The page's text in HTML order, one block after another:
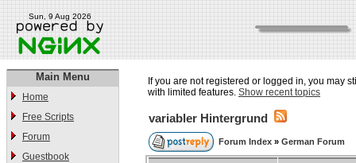
Sun, 9 Aug 2026
Main Menu
Home
Free Scripts
Forum
Guestbook
If you are not registered or logged in, you may
with limited features. Show recent topics
variabler Hintergrund
Forum Index » German Forum